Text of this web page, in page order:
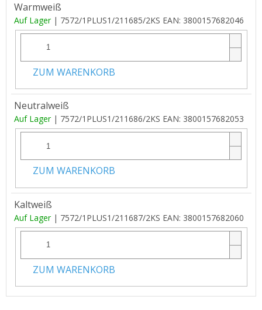
Warmweiß
Auf Lager | 7572/1PLUS1/211685/2KS EAN: 3800157682046
ZUM WARENKORB
Neutralweiß
Auf Lager | 7572/1PLUS1/211686/2KS EAN: 3800157682053
ZUM WARENKORB
Kaltweiß
Auf Lager | 7572/1PLUS1/211687/2KS EAN: 3800157682060
ZUM WARENKORB